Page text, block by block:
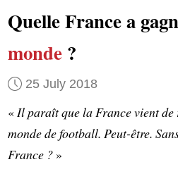
Quelle France a
monde?
25 July 2018
«Il paraît que la France vient
monde de football. Peut-être.
France ?»